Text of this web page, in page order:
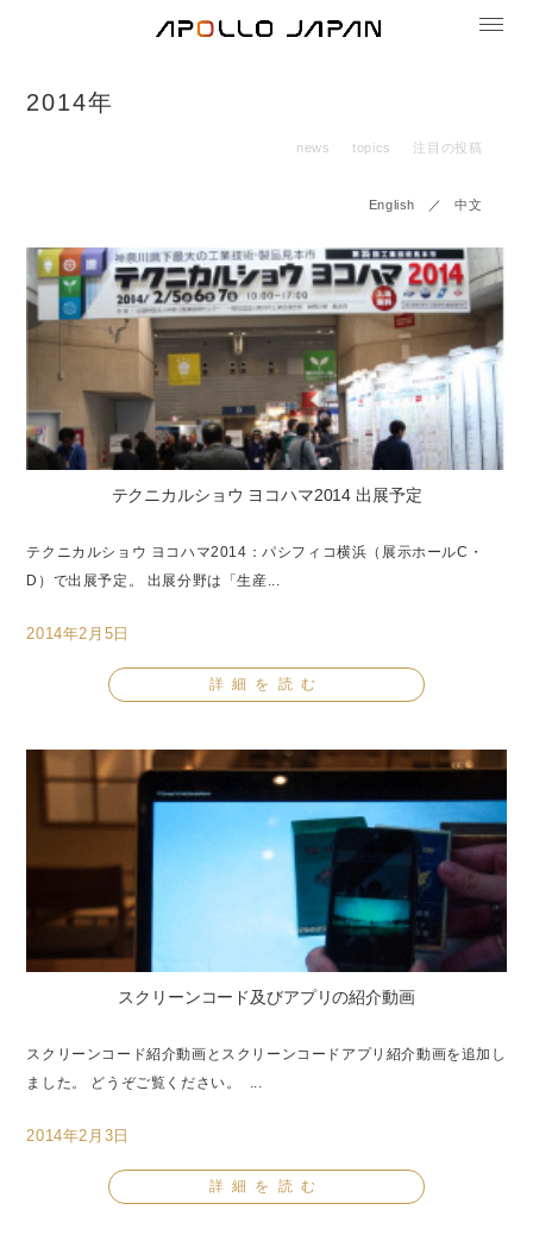
2014年
news topics 注目の投稿
English ／中文
テクニカルショウ ヨコハマ2014 出展予定
テクニカルショウ ヨコハマ2014：パシフィコ横浜（展示ホールC・
D）で出展予定。 出展分野は「生産...
2014年2月5日
詳細を読む
スクリーンコード及びアプリの紹介動画
スクリーンコード紹介動画とスクリーンコードアプリ紹介動画を追加し
ました。 どうぞご覧ください。 ...
2014年2月3日
詳細を読む